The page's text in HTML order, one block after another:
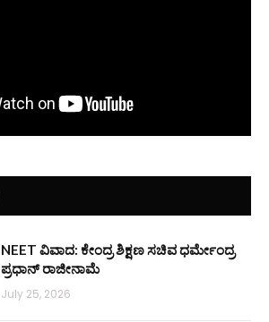
NEET ವಿವಾದ: ಕೇಂದ್ರ ಶಿಕ್ಷಣ ಸಚಿವ ಧರ್ಮೇಂದ್ರ
ಪ್ರಧಾನ್ ರಾಜೀನಾಮೆ
July 25, 2026